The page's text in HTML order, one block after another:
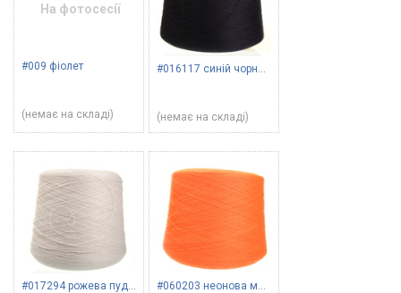
На фотосесії
#009 фіолет
(немає на складі)
#016117 синій чорнильний
(немає на складі)
#017294 рожева пудра #060203 неонова морква